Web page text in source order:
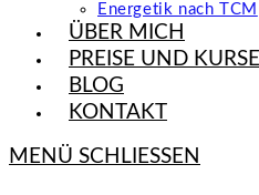
Energetik nach TCM
ÜBER MICH
PREISE UND KURSE
BLOG
KONTAKT
MENÜ SCHLIESSEN